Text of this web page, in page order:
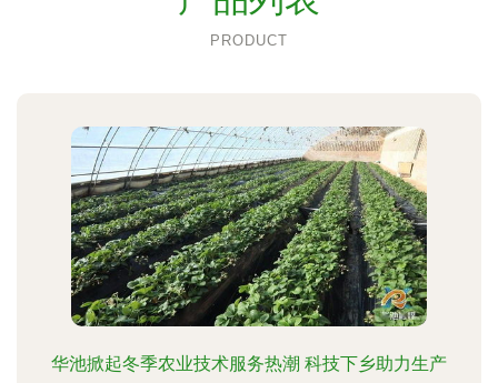
PRODUCT
华池掀起冬季农业技术服务热潮 科技下乡助力生产